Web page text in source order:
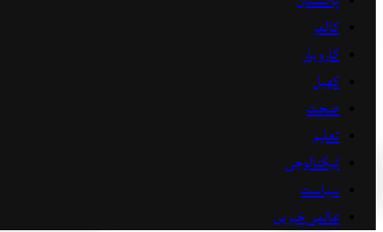
کالمز
کاروبار
کھیل
صحت
تعلیم
ٹیکنالوجی
سیاست
عالمی خبریں